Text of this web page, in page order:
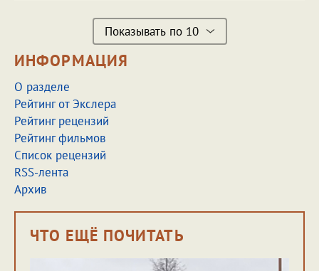
Показывать по 10
ИНФОРМАЦИЯ
О разделе
Рейтинг от Экслера
Рейтинг рецензий
Рейтинг фильмов
Список рецензий
RSS-лента
Архив
ЧТО ЕЩЁ ПОЧИТАТЬ